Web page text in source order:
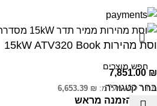
בחר קטגוריה
וסת מהירות 15kW ATV320 Book
7,851.00₪
מחיר ללא מע״מ: 6,653.39 ₪
ניתן להזמנה מראש